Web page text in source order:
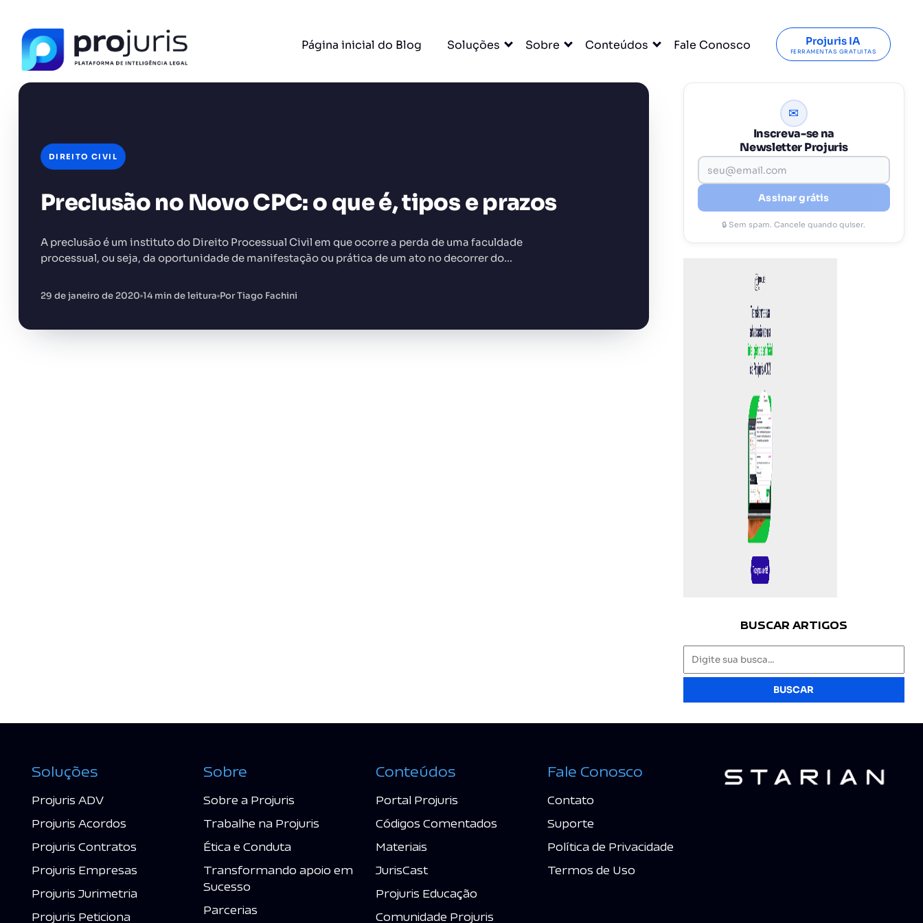
Página inicial do Blog Soluções Sobre Conteúdos Fale Conosco Projuris IA
FERRAMENTAS GRATUITAS
DIREITO CIVIL
Preclusão no Novo CPC: o que é, tipos e prazos
A preclusão é um instituto do Direito Processual Civil em que ocorre a perda de uma faculdade
processual, ou seja, da oportunidade de manifestação ou prática de um ato no decorrer do…
29 de janeiro de 2020 14 min de leitura Por Tiago Fachini
✉
Inscreva-se na
Newsletter Projuris
Assinar grátis
🔒 Sem spam. Cancele quando quiser.
BUSCAR ARTIGOS
BUSCAR
Soluções
Projuris ADV
Projuris Acordos
Projuris Contratos
Projuris Empresas
Projuris Jurimetria
Projuris Peticiona
Sobre
Sobre a Projuris
Trabalhe na Projuris
Ética e Conduta
Transformando apoio em
Sucesso
Parcerias
Conteúdos
Portal Projuris
Códigos Comentados
Materiais
JurisCast
Projuris Educação
Comunidade Projuris
Fale Conosco
Contato
Suporte
Política de Privacidade
Termos de Uso